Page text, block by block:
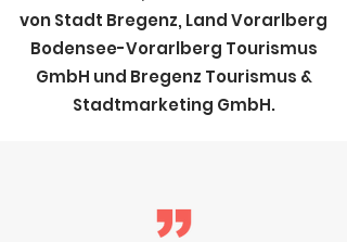
von Stadt Bregenz, Land Vorarlberg
Bodensee-Vorarlberg Tourismus
GmbH und Bregenz Tourismus &
Stadtmarketing GmbH.